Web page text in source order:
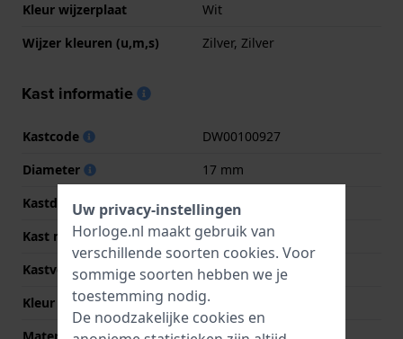
Kleur wijzerplaat
Wit
Wijzer kleuren (u,m,s)
Zilver, Zilver
Kast informatie
Kastcode
DW00100927
Diameter
17 mm
Kastdikte
6 mm
Kast materiaal
Roestvrij staal
Kastvorm
Rechthoekig
Kleur kast
Zilver
Uw privacy-instellingen
Horloge.nl maakt gebruik van
verschillende soorten cookies. Voor
sommige soorten hebben we je
toestemming nodig.
De noodzakelijke cookies en